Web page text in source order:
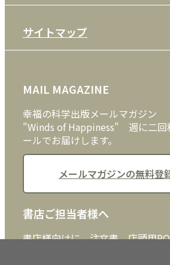
CD
DVD・ブルーレイ
外国語
特定商取引法
プライバシーポリシー
クッキーポリシー
メディア・ライブラリー
サイトマップ
MAIL MAGAZINE
幸福の科学出版メールマガジン
"Winds of Happiness" 週に二回
ールでお届けします。
メールマガジンの無料登
書店ご担当者様へ
書店様向けに、注文書、店頭用